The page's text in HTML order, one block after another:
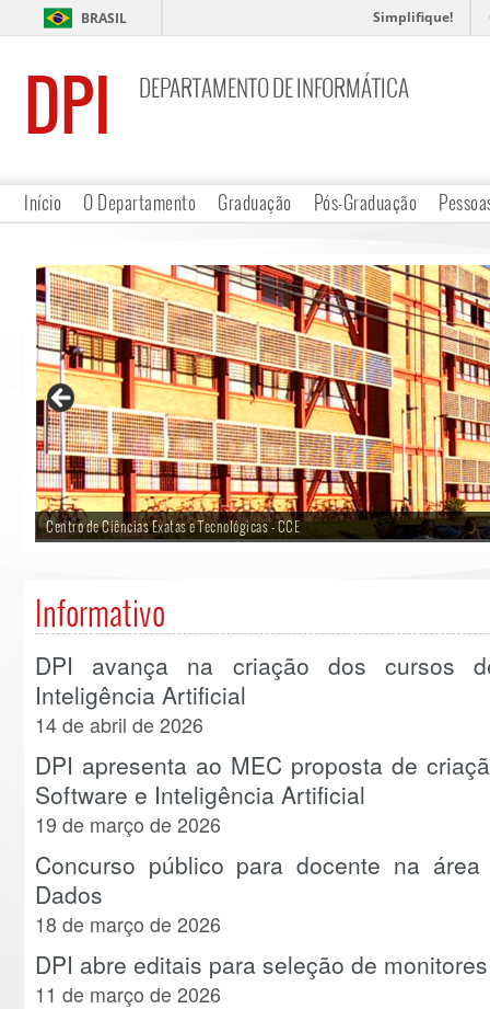
BRASIL Simplifique!
DPI DEPARTAMENTO DE INFORMÁTICA
Início O Departamento Graduação Pós-Graduação
Centro de Ciências Exatas e Tecnológicas - CCE
Informativo
DPI avança na criação dos cursos
Inteligência Artificial
14 de abril de 2026
DPI apresenta ao MEC proposta de
Software e Inteligência Artificial
19 de março de 2026
Concurso público para docente na
Dados
18 de março de 2026
DPI abre editais para seleção de monitores
11 de março de 2026